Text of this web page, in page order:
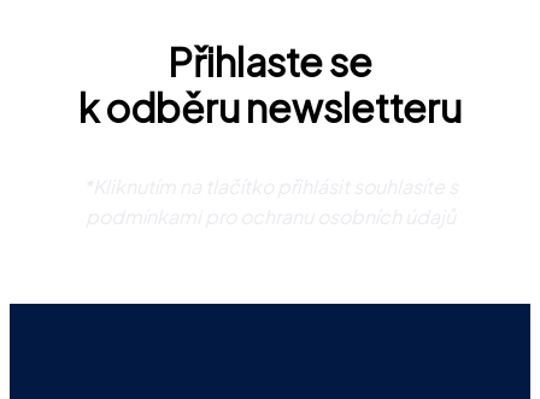
Přihlaste se
k odběru newsletteru